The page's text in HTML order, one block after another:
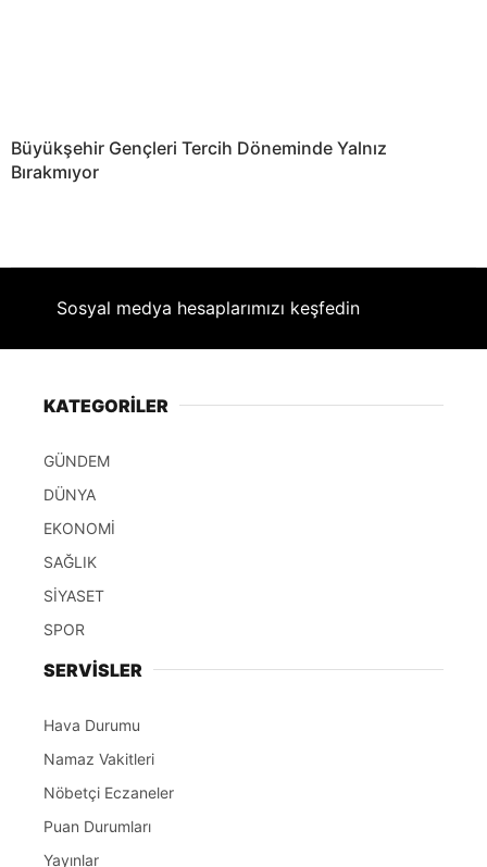
Büyükşehir Gençleri Tercih Döneminde Yalnız
Bırakmıyor
Sosyal medya hesaplarımızı keşfedin
KATEGORİLER
GÜNDEM
DÜNYA
EKONOMİ
SAĞLIK
SİYASET
SPOR
SERVİSLER
Hava Durumu
Namaz Vakitleri
Nöbetçi Eczaneler
Puan Durumları
Yayınlar